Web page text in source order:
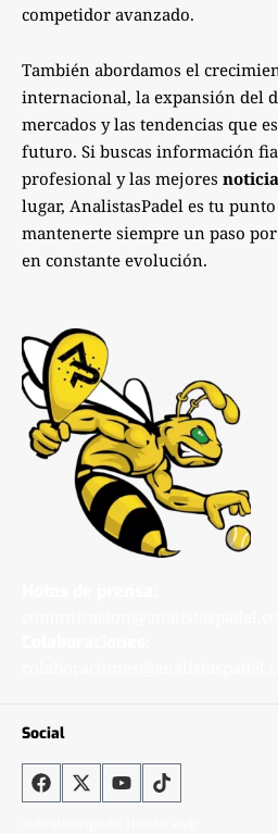
competidor avanzado.
También abordamos el
internacional, la expansión del
mercados y las tendencias que
futuro. Si buscas información
profesional y las mejores
lugar, AnalistasPadel es tu
mantenerte siempre un paso
en constante evolución.
Social